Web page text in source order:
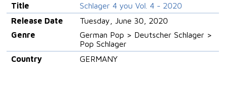
Title
Schlager 4 you Vol. 4 - 2020
Release Date
Tuesday, June 30, 2020
Genre
German Pop > Deutscher Schlager >
Pop Schlager
Country
GERMANY